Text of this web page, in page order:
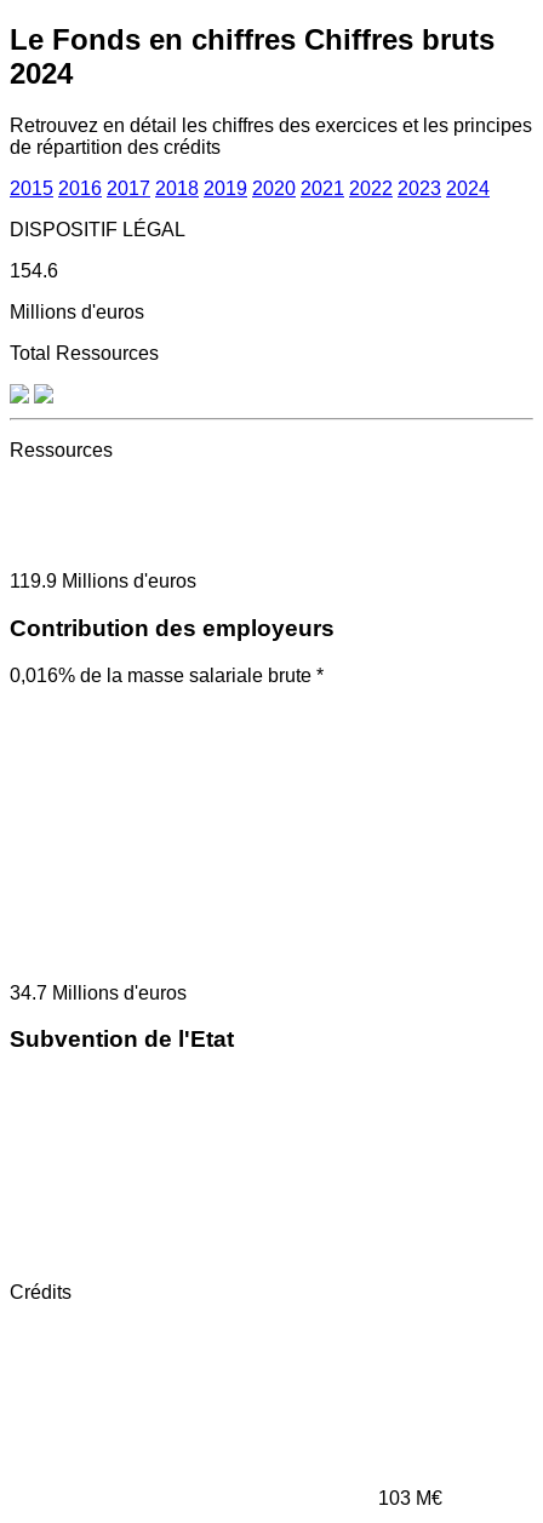
Le Fonds en chiffres Chiffres bruts
2024
Retrouvez en détail les chiffres des exercices et les principes
de répartition des crédits
2015 2016 2017 2018 2019 2020 2021 2022 2023 2024
DISPOSITIF LÉGAL
154.6
Millions d'euros
Total Ressources
Ressources
119.9 Millions d'euros
Contribution des employeurs
0,016% de la masse salariale brute *
34.7 Millions d'euros
Subvention de l'Etat
Crédits
103 M€